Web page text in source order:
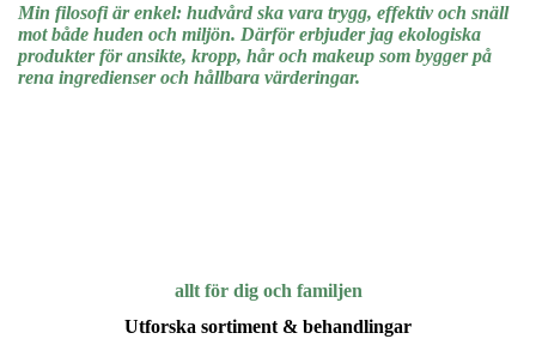
Min filosofi är enkel: hudvård ska vara trygg, effektiv och snäll
mot både huden och miljön. Därför erbjuder jag ekologiska
produkter för ansikte, kropp, hår och makeup som bygger på
rena ingredienser och hållbara värderingar.
allt för dig och familjen
Utforska sortiment & behandlingar